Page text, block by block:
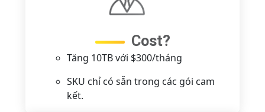
Cost?
Tăng 10TB với $300/tháng
SKU chỉ có sẵn trong các gói cam
kết.